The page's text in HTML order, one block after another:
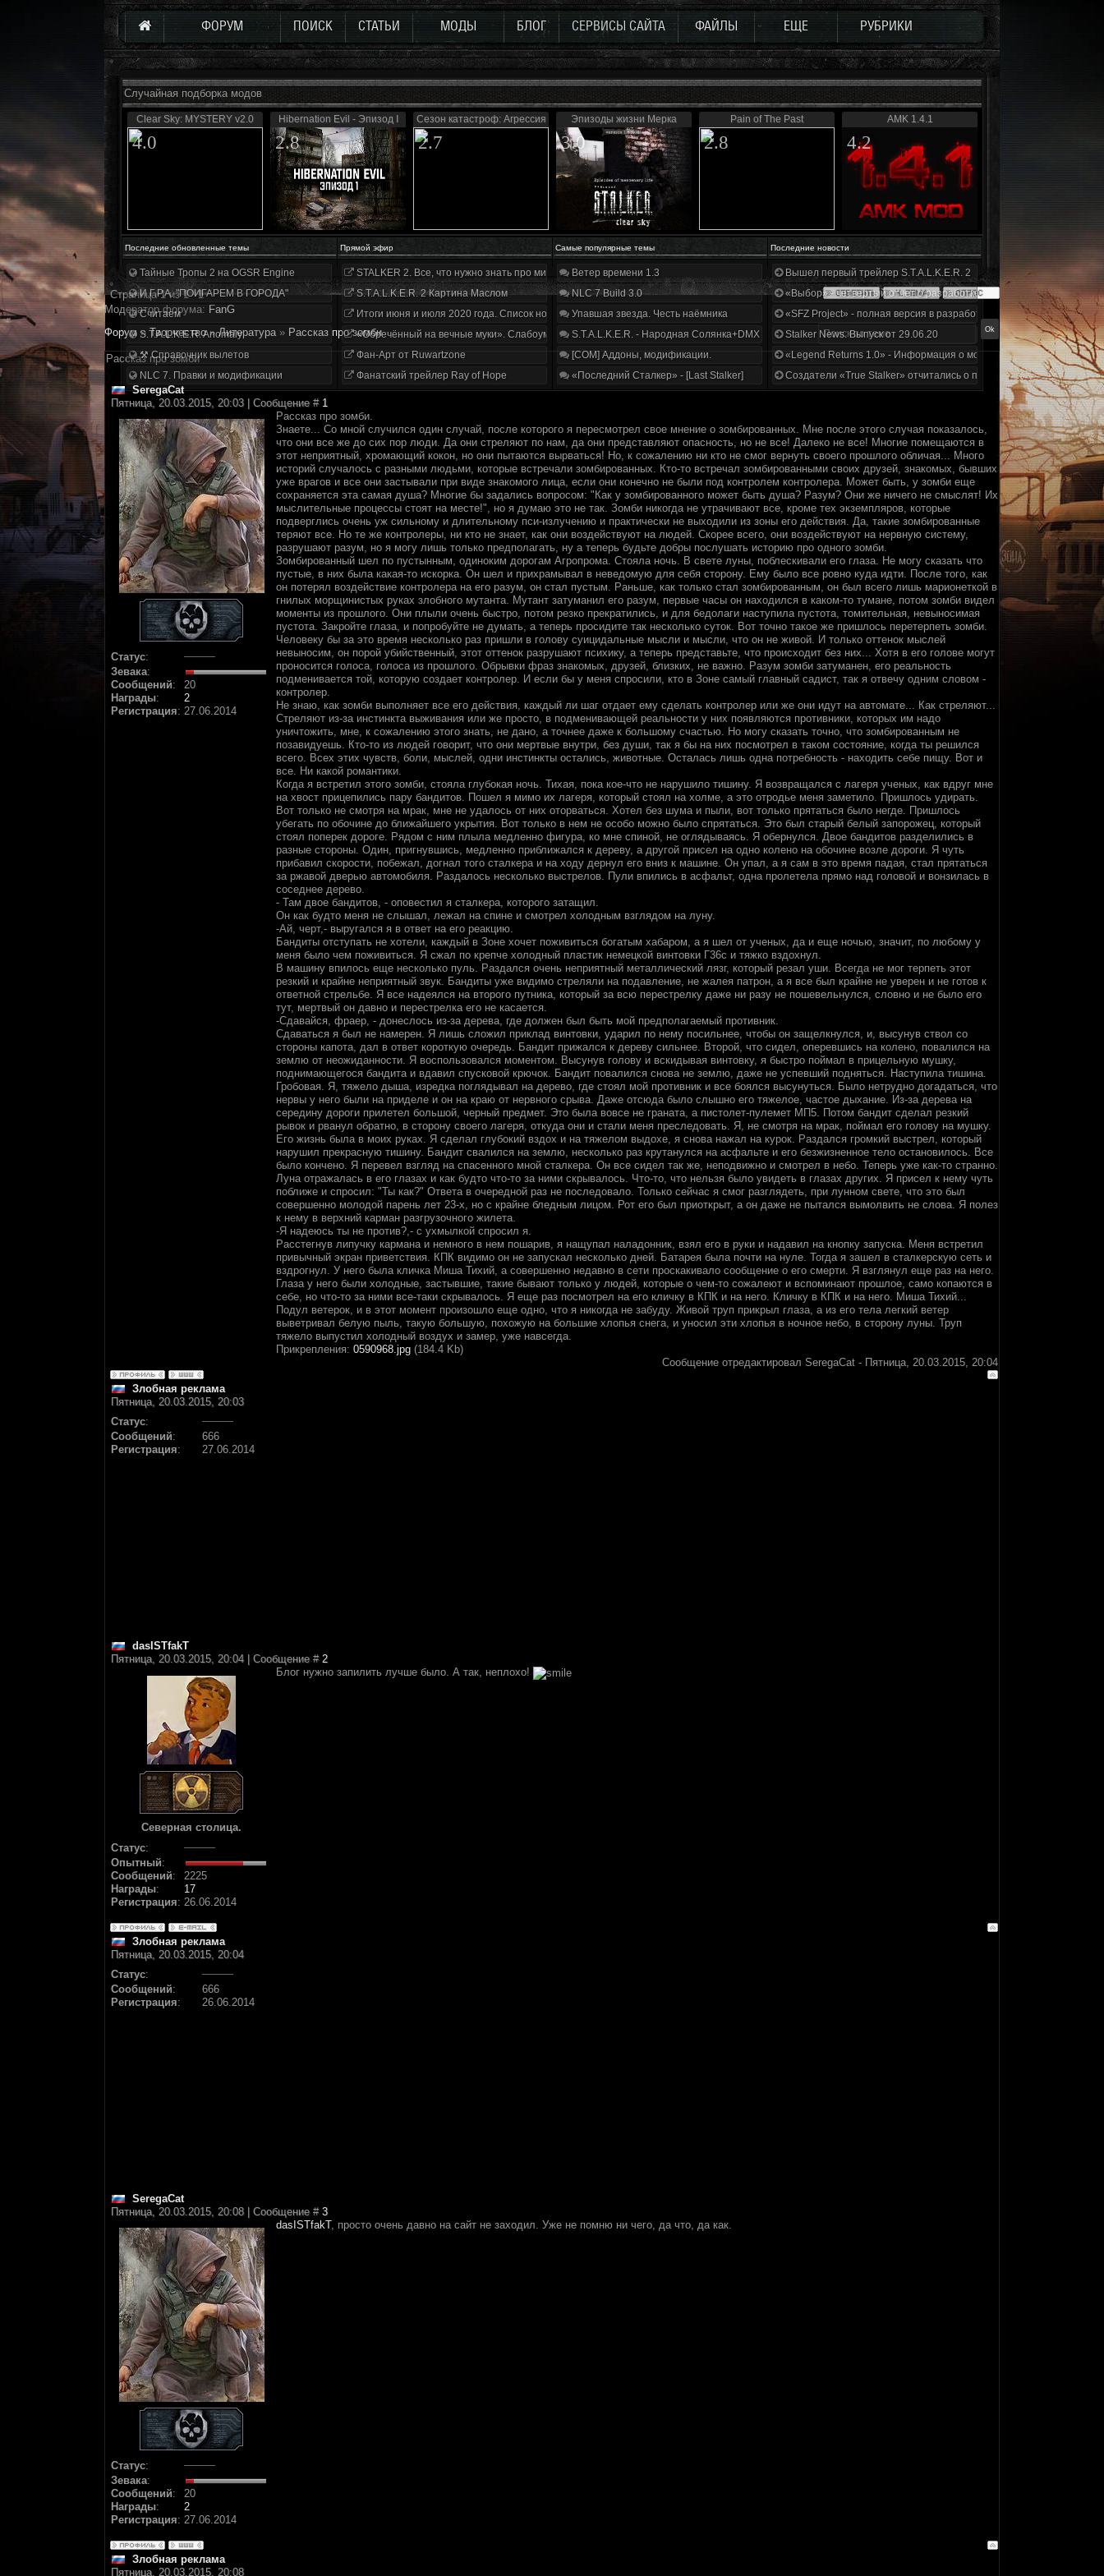
ФОРУМ ПОИСК СТАТЬИ МОДЫ БЛОГ СЕРВИСЫ САЙТА ФАЙЛЫ ЕЩЕ РУБРИКИ
Случайная подборка модов
Clear Sky: MYSTERY v2.0
4.0
Hibernation Evil - Эпизод I
2.8
Сезон катастроф: Агрессия
2.7
Эпизоды жизни Мерка
3.0
Pain of The Past
2.8
AMK 1.4.1
4.2
Последние обновленные темы Прямой эфир Самые популярные темы Последние новости
Тайные Тропы 2 на OGSR Engine
И.Г.Р.А. "ПОИГАРЕМ В ГОРОДА"
Считаем
S.T.A.L.K.E.R. Anomaly
⚒ Справочник вылетов
NLC 7. Правки и модификации
STALKER 2. Все, что нужно знать про мир, геймплей и сюжет | Разбор трейлера
S.T.A.L.K.E.R. 2 Картина Маслом
Итоги июня и июля 2020 года. Список нововведений
«Обречённый на вечные муки». Слабоумие и отвага
Фан-Арт от Ruwartzone
Фанатский трейлер Ray of Hope
Ветер времени 1.3
NLC 7 Build 3.0
Упавшая звезда. Честь наёмника
S.T.A.L.K.E.R. - Народная Солянка+DMX 1.3.5.ООП.МА.К.
[COM] Аддоны, модификации.
«Последний Сталкер» - [Last Stalker]
Вышел первый трейлер S.T.A.L.K.E.R. 2
«Выбор» - четвертый отчет о разработке!
«SFZ Project» - полная версия в разработке!
Stalker News. Выпуск от 29.06.20
«Legend Returns 1.0» - Информация о моде за июнь 2020
Создатели «True Stalker» отчитались о проделанной работе
Страница1из1
1
Модератор форума: FanG
Форум » Творчество » Литература » Рассказ про зомби
Рассказ про зомби
SeregaCat
Пятница, 20.03.2015, 20:03 | Сообщение # 1
Статус:
Зевака:
Сообщений:
20
Награды:
2
Регистрация: 27.06.2014
Рассказ про зомби.
Знаете... Со мной случился один случай, после которого я пересмотрел свое мнение о зомбированных. Мне после этого случая показалось,
что они все же до сих пор люди. Да они стреляют по нам, да они представляют опасность, но не все! Далеко не все! Многие помещаются в
этот неприятный, хромающий кокон, но они пытаются вырваться! Но, к сожалению ни кто не смог вернуть своего прошлого обличая... Много
историй случалось с разными людьми, которые встречали зомбированных. Кто-то встречал зомбированными своих друзей, знакомых, бывших
уже врагов и все они застывали при виде знакомого лица, если они конечно не были под контролем контролера. Может быть, у зомби еще
сохраняется эта самая душа? Многие бы задались вопросом: "Как у зомбированного может быть душа? Разум? Они же ничего не смыслят! Их
мыслительные процессы стоят на месте!", но я думаю это не так. Зомби никогда не утрачивают все, кроме тех экземпляров, которые
подверглись очень уж сильному и длительному пси-излучению и практически не выходили из зоны его действия. Да, такие зомбированные
теряют все. Но те же контролеры, ни кто не знает, как они воздействуют на людей. Скорее всего, они воздействуют на нервную систему,
разрушают разум, но я могу лишь только предполагать, ну а теперь будьте добры послушать историю про одного зомби.
Зомбированный шел по пустынным, одиноким дорогам Агропрома. Стояла ночь. В свете луны, поблескивали его глаза. Не могу сказать что
пустые, в них была какая-то искорка. Он шел и прихрамывал в неведомую для себя сторону. Ему было все ровно куда идти. После того, как
он потерял воздействие контролера на его разум, он стал пустым. Раньше, как только стал зомбированным, он был всего лишь марионеткой в
гнилых морщинистых руках злобного мутанта. Мутант затуманил его разум, первые часы он находился в каком-то тумане, потом зомби видел
моменты из прошлого. Они плыли очень быстро, потом резко прекратились, и для бедолаги наступила пустота, томительная, невыносимая
пустота. Закройте глаза, и попробуйте не думать, а теперь просидите так несколько суток. Вот точно такое же пришлось перетерпеть зомби.
Человеку бы за это время несколько раз пришли в голову суицидальные мысли и мысли, что он не живой. И только оттенок мыслей
невыносим, он порой убийственный, этот оттенок разрушают психику, а теперь представьте, что происходит без них... Хотя в его голове могут
проносится голоса, голоса из прошлого. Обрывки фраз знакомых, друзей, близких, не важно. Разум зомби затуманен, его реальность
подменивается той, которую создает контролер. И если бы у меня спросили, кто в Зоне самый главный садист, так я отвечу одним словом -
контролер.
Не знаю, как зомби выполняет все его действия, каждый ли шаг отдает ему сделать контролер или же они идут на автомате... Как стреляют...
Стреляют из-за инстинкта выживания или же просто, в подменивающей реальности у них появляются противники, которых им надо
уничтожить, мне, к сожалению этого знать, не дано, а точнее даже к большому счастью. Но могу сказать точно, что зомбированным не
позавидуешь. Кто-то из людей говорит, что они мертвые внутри, без души, так я бы на них посмотрел в таком состояние, когда ты решился
всего. Всех этих чувств, боли, мыслей, одни инстинкты остались, животные. Осталась лишь одна потребность - находить себе пищу. Вот и
все. Ни какой романтики.
Когда я встретил этого зомби, стояла глубокая ночь. Тихая, пока кое-что не нарушило тишину. Я возвращался с лагеря ученых, как вдруг мне
на хвост прицепились пару бандитов. Пошел я мимо их лагеря, который стоял на холме, а это отродье меня заметило. Пришлось удирать.
Вот только не смотря на мрак, мне не удалось от них оторваться. Хотел без шума и пыли, вот только прятаться было негде. Пришлось
убегать по обочине до ближайшего укрытия. Вот только в нем не особо можно было спрятаться. Это был старый белый запорожец, который
стоял поперек дороге. Рядом с ним плыла медленно фигура, ко мне спиной, не оглядываясь. Я обернулся. Двое бандитов разделились в
разные стороны. Один, пригнувшись, медленно приближался к дереву, а другой присел на одно колено на обочине возле дороги. Я чуть
прибавил скорости, побежал, догнал того сталкера и на ходу дернул его вниз к машине. Он упал, а я сам в это время падая, стал прятаться
за ржавой дверью автомобиля. Раздалось несколько выстрелов. Пули впились в асфальт, одна пролетела прямо над головой и вонзилась в
соседнее дерево.
- Там двое бандитов, - оповестил я сталкера, которого затащил.
Он как будто меня не слышал, лежал на спине и смотрел холодным взглядом на луну.
-Ай, черт,- выругался я в ответ на его реакцию.
Бандиты отступать не хотели, каждый в Зоне хочет поживиться богатым хабаром, а я шел от ученых, да и еще ночью, значит, по любому у
меня было чем поживиться. Я сжал по крепче холодный пластик немецкой винтовки Г36с и тяжко вздохнул.
В машину впилось еще несколько пуль. Раздался очень неприятный металлический лязг, который резал уши. Всегда не мог терпеть этот
резкий и крайне неприятный звук. Бандиты уже видимо стреляли на подавление, не жалея патрон, а я все был крайне не уверен и не готов к
ответной стрельбе. Я все надеялся на второго путника, который за всю перестрелку даже ни разу не пошевельнулся, словно и не было его
тут, мертвый он давно и перестрелка его не касается.
-Сдавайся, фраер, - донеслось из-за дерева, где должен был быть мой предполагаемый противник.
Сдаваться я был не намерен. Я лишь сложил приклад винтовки, ударил по нему посильнее, чтобы он защелкнулся, и, высунув ствол со
стороны капота, дал в ответ короткую очередь. Бандит прижался к дереву сильнее. Второй, что сидел, оперевшись на колено, повалился на
землю от неожиданности. Я воспользовался моментом. Высунув голову и вскидывая винтовку, я быстро поймал в прицельную мушку,
поднимающегося бандита и вдавил спусковой крючок. Бандит повалился снова не землю, даже не успевший подняться. Наступила тишина.
Гробовая. Я, тяжело дыша, изредка поглядывал на дерево, где стоял мой противник и все боялся высунуться. Было нетрудно догадаться, что
нервы у него были на приделе и он на краю от нервного срыва. Даже отсюда было слышно его тяжелое, частое дыхание. Из-за дерева на
середину дороги прилетел большой, черный предмет. Это была вовсе не граната, а пистолет-пулемет МП5. Потом бандит сделал резкий
рывок и рванул обратно, в сторону своего лагеря, откуда они и стали меня преследовать. Я, не смотря на мрак, поймал его голову на мушку.
Его жизнь была в моих руках. Я сделал глубокий вздох и на тяжелом выдохе, я снова нажал на курок. Раздался громкий выстрел, который
нарушил прекрасную тишину. Бандит свалился на землю, несколько раз крутанулся на асфальте и его безжизненное тело остановилось. Все
было кончено. Я перевел взгляд на спасенного мной сталкера. Он все сидел так же, неподвижно и смотрел в небо. Теперь уже как-то странно.
Луна отражалась в его глазах и как будто что-то за ними скрывалось. Что-то, что нельзя было увидеть в глазах других. Я присел к нему чуть
поближе и спросил: "Ты как?" Ответа в очередной раз не последовало. Только сейчас я смог разглядеть, при лунном свете, что это был
совершенно молодой парень лет 23-х, но с крайне бледным лицом. Рот его был приоткрыт, а он даже не пытался вымолвить не слова. Я полез
к нему в верхний карман разгрузочного жилета.
-Я надеюсь ты не против?,- с ухмылкой спросил я.
Расстегнув липучку кармана и немного в нем пошарив, я нащупал наладонник, взял его в руки и надавил на кнопку запуска. Меня встретил
привычный экран приветствия. КПК видимо он не запускал несколько дней. Батарея была почти на нуле. Тогда я зашел в сталкерскую сеть и
вздрогнул. У него была кличка Миша Тихий, а совершенно недавно в сети проскакивало сообщение о его смерти. Я взглянул еще раз на него.
Глаза у него были холодные, застывшие, такие бывают только у людей, которые о чем-то сожалеют и вспоминают прошлое, само копаются в
себе, но что-то за ними все-таки скрывалось. Я еще раз посмотрел на его кличку в КПК и на него. Кличку в КПК и на него. Миша Тихий...
Подул ветерок, и в этот момент произошло еще одно, что я никогда не забуду. Живой труп прикрыл глаза, а из его тела легкий ветер
выветривал белую пыль, такую большую, похожую на большие хлопья снега, и уносил эти хлопья в ночное небо, в сторону луны. Труп
тяжело выпустил холодный воздух и замер, уже навсегда.
Прикрепления: 0590968.jpg (184.4 Kb)
Сообщение отредактировал SeregaCat - Пятница, 20.03.2015, 20:04
Злобная реклама
Пятница, 20.03.2015, 20:03
Статус:
Сообщений:
666
Регистрация: 27.06.2014
dasISTfakT
Пятница, 20.03.2015, 20:04 | Сообщение # 2
Северная столица.
Статус:
Опытный:
Сообщений:
2225
Награды:
17
Регистрация: 26.06.2014
Блог нужно запилить лучше было. А так, неплохо!
Злобная реклама
Пятница, 20.03.2015, 20:04
Статус:
Сообщений:
666
Регистрация: 26.06.2014
SeregaCat
Пятница, 20.03.2015, 20:08 | Сообщение # 3
Статус:
Зевака:
Сообщений:
20
Награды:
2
Регистрация: 27.06.2014
dasISTfakT, просто очень давно на сайт не заходил. Уже не помню ни чего, да что, да как.
Злобная реклама
Пятница, 20.03.2015, 20:08